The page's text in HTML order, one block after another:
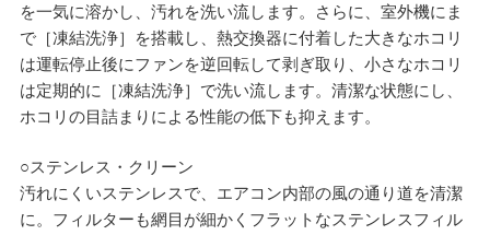
を一気に溶かし、汚れを洗い流します。さらに、室外機にま
で［凍結洗浄］を搭載し、熱交換器に付着した大きなホコリ
は運転停止後にファンを逆回転して剥ぎ取り、小さなホコリ
は定期的に［凍結洗浄］で洗い流します。清潔な状態にし、
ホコリの目詰まりによる性能の低下も抑えます。
○ステンレス・クリーン
汚れにくいステンレスで、エアコン内部の風の通り道を清潔
に。フィルターも網目が細かくフラットなステンレスフィル